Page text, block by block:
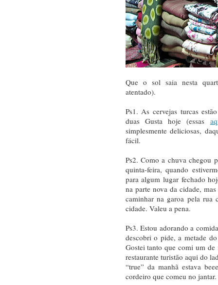
Que o sol saia nesta
atentado).
Ps1. As cervejas turcas
duas Gusta hoje (essas
simplesmente deliciosas,
fácil.
Ps2. Como a chuva chegou
quinta-feira, quando
para algum lugar fechado
na parte nova da cidade,
caminhar na garoa pela
cidade. Valeu a pena.
Ps3. Estou adorando a
descobri o pide, a metade
Gostei tanto que comi um
restaurante turistão aqui do
“true” da manhã estava
cordeiro que comeu no jantar.